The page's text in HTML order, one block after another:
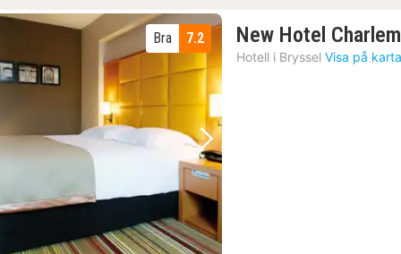
Föregående bild Nästa bild
7.2
Bra New Hotel
Hotell i Bryssel Visa på